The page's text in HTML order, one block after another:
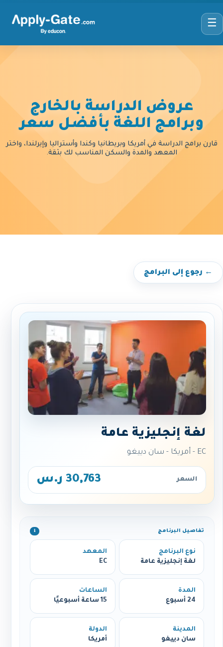
☰
عروض الدراسة بالخارج
وبرامج اللغة بأفضل سعر
قارن برامج الدراسة في أمريكا وبريطانيا وكندا وأستراليا وإيرلندا، واختر
المعهد والمدة والسكن المناسب لك بثقة.
← رجوع إلى البرامج
لغة إنجليزية عامة
EC - أمريكا - سان دييغو
السعر 30,763 ر.س
تفاصيل البرنامج ℹ️
نوع البرنامج
لغة إنجليزية عامة
المعهد
EC
المدة
24 أسبوع
الساعات
15 ساعة أسبوعيًا
المدينة
سان دييغو
الدولة
أمريكا